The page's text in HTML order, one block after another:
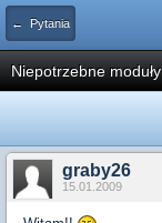
← Pytania
Niepotrzebne moduły
graby26
15.01.2009